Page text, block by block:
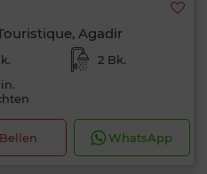
Agadir
2 Bk.
Bellen WhatsApp